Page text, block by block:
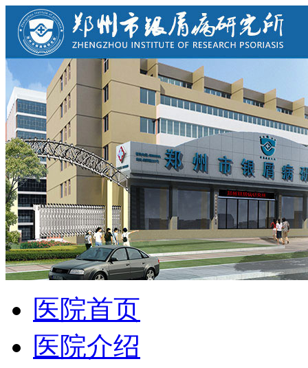
医院首页
医院介绍